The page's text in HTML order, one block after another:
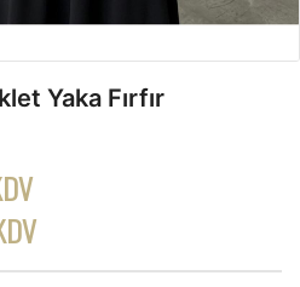
Yaka Fırfır